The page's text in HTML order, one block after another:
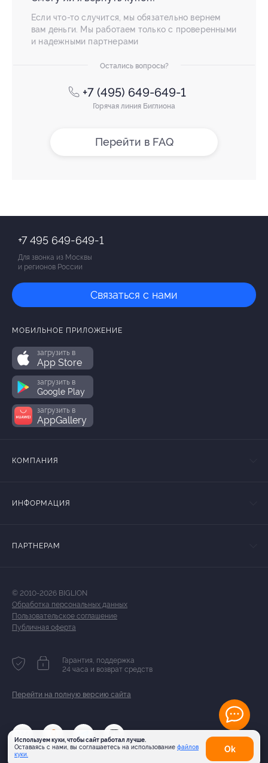
Если что-то случится, мы обязательно вернем
вам деньги. Мы работаем только с проверенными
и надежными партнерами
Остались вопросы?
+7 (495) 649-649-1
Горячая линия Биглиона
Перейти в FAQ
Используем куки, чтобы сайт работал лучше.
Оставаясь с нами, вы соглашаетесь на использование файлов
куки.
Оk
+7 495 649-649-1
Для звонка из Москвы
и регионов России
Связаться с нами
МОБИЛЬНОЕ ПРИЛОЖЕНИЕ
загрузить в
App Store
загрузить в
Google Play
загрузить в
AppGallery
КОМПАНИЯ
ИНФОРМАЦИЯ
ПАРТНЕРАМ
© 2010-2026 BIGLION
Обработка персональных данных
Пользовательское соглашение
Публичная оферта
Гарантия, поддержка
24 часа и возврат средств
Перейти на полную версию сайта